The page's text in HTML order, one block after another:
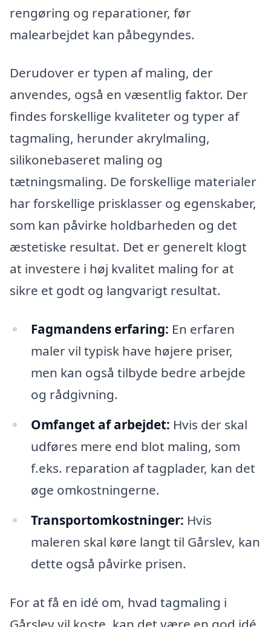
rengøring og reparationer, før
malearbejdet kan påbegyndes.
Derudover er typen af maling, der
anvendes, også en væsentlig faktor. Der
findes forskellige kvaliteter og typer af
tagmaling, herunder akrylmaling,
silikonebaseret maling og
tætningsmaling. De forskellige materialer
har forskellige prisklasser og egenskaber,
som kan påvirke holdbarheden og det
æstetiske resultat. Det er generelt klogt
at investere i høj kvalitet maling for at
sikre et godt og langvarigt resultat.
Fagmandens erfaring: En erfaren
maler vil typisk have højere priser,
men kan også tilbyde bedre arbejde
og rådgivning.
Omfanget af arbejdet: Hvis der skal
udføres mere end blot maling, som
f.eks. reparation af tagplader, kan det
øge omkostningerne.
Transportomkostninger: Hvis
maleren skal køre langt til Gårslev, kan
dette også påvirke prisen.
For at få en idé om, hvad tagmaling i